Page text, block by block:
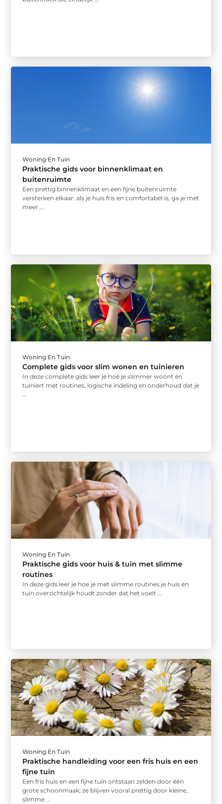
Woning En Tuin
Praktische gids voor binnenklimaat en
buitenruimte
Een prettig binnenklimaat en een fijne buitenruimte
versterken elkaar: als je huis fris en comfortabel is, ga je met
meer ...
Woning En Tuin
Complete gids voor slim wonen en tuinieren
In deze complete gids leer je hoe je slimmer woont én
tuiniert met routines, logische indeling en onderhoud dat je
Woning En Tuin
Praktische gids voor huis & tuin met slimme
routines
In deze gids leer je hoe je met slimme routines je huis én
tuin overzichtelijk houdt zonder dat het voelt ...
Woning En Tuin
Praktische handleiding voor een fris huis en een
fijne tuin
Een fris huis en een fijne tuin ontstaan zelden door één
grote schoonmaak; ze blijven vooral prettig door kleine,
slimme ...